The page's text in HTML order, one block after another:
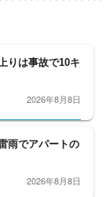
でいます。
りは事故で10キ
2026年8月8日
雨でアパートの
2026年8月8日